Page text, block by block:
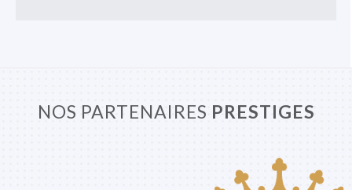
NOS PARTENAIRES PRESTIGES